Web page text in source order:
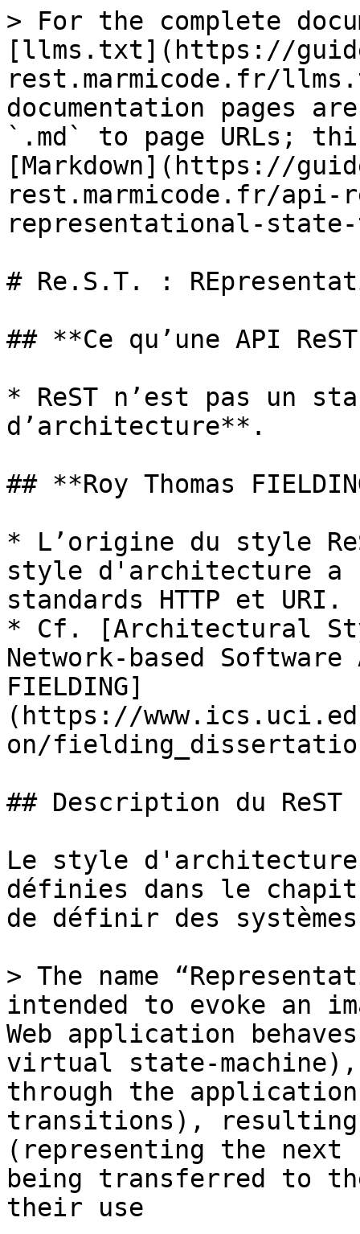
> For the complete
[llms.txt](https://
rest.marmicode.fr/
documentation pages
`.md` to page URLs;
[Markdown](https://
rest.marmicode.fr/
representational-
# Re.S.T. :
## **Ce qu’une API
* ReST n’est pas un
d’architecture**.
## **Roy Thomas
* L’origine du style
style d'architecture
standards HTTP et URI.
* Cf. [Architectural
Network-based
FIELDING]
(https://
on/
## Description du ReST
Le style d'architecture
définies dans le
de définir des
> The name
intended to evoke an
Web application
virtual state-machine),
through the
transitions), resulting
(representing the
being transferred to
their use